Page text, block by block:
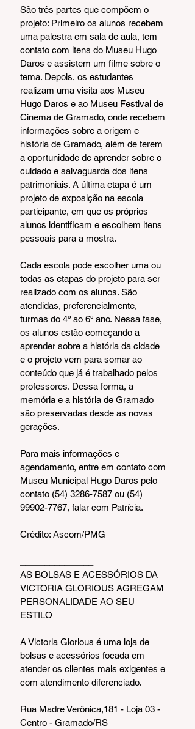
São três partes que compõem o
projeto: Primeiro os alunos recebem
uma palestra em sala de aula, tem
contato com itens do Museu Hugo
Daros e assistem um filme sobre o
tema. Depois, os estudantes
realizam uma visita aos Museu
Hugo Daros e ao Museu Festival de
Cinema de Gramado, onde recebem
informações sobre a origem e
história de Gramado, além de terem
a oportunidade de aprender sobre o
cuidado e salvaguarda dos itens
patrimoniais. A última etapa é um
projeto de exposição na escola
participante, em que os próprios
alunos identificam e escolhem itens
pessoais para a mostra.
Cada escola pode escolher uma ou
todas as etapas do projeto para ser
realizado com os alunos. São
atendidas, preferencialmente,
turmas do 4º ao 6º ano. Nessa fase,
os alunos estão começando a
aprender sobre a história da cidade
e o projeto vem para somar ao
conteúdo que já é trabalhado pelos
professores. Dessa forma, a
memória e a história de Gramado
são preservadas desde as novas
gerações.
Para mais informações e
agendamento, entre em contato com
Museu Municipal Hugo Daros pelo
contato (54) 3286-7587 ou (54)
99902-7767, falar com Patrícia.
Crédito: Ascom/PMG
AS BOLSAS E ACESSÓRIOS DA
VICTORIA GLORIOUS AGREGAM
PERSONALIDADE AO SEU
ESTILO
A Victoria Glorious é uma loja de
bolsas e acessórios focada em
atender os clientes mais exigentes e
com atendimento diferenciado.
Rua Madre Verônica,181 - Loja 03 -
Centro - Gramado/RS